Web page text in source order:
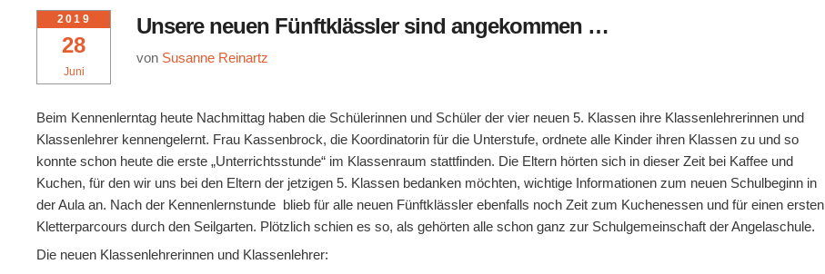
28
Juni
2019 Unsere neuen Fünftklässler sind angekommen …
von Susanne Reinartz
Beim Kennenlerntag heute Nachmittag haben die Schülerinnen und Schüler der vier neuen 5. Klassen ihre Klassenlehrerinnen und
Klassenlehrer kennengelernt. Frau Kassenbrock, die Koordinatorin für die Unterstufe, ordnete alle Kinder ihren Klassen zu und so
konnte schon heute die erste „Unterrichtsstunde“ im Klassenraum stattfinden. Die Eltern hörten sich in dieser Zeit bei Kaffee und
Kuchen, für den wir uns bei den Eltern der jetzigen 5. Klassen bedanken möchten, wichtige Informationen zum neuen Schulbeginn in
der Aula an. Nach der Kennenlernstunde blieb für alle neuen Fünftklässler ebenfalls noch Zeit zum Kuchenessen und für einen ersten
Kletterparcours durch den Seilgarten. Plötzlich schien es so, als gehörten alle schon ganz zur Schulgemeinschaft der Angelaschule.
Die neuen Klassenlehrerinnen und Klassenlehrer: